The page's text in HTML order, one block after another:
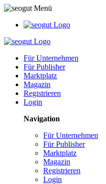
Für Unternehmen
Für Publisher
Marktplatz
Magazin
Registrieren
Login
Navigation
Für Unternehmen
Für Publisher
Marktplatz
Magazin
Registrieren
Login